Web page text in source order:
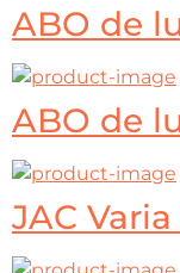
ABO de
ABO de
JAC